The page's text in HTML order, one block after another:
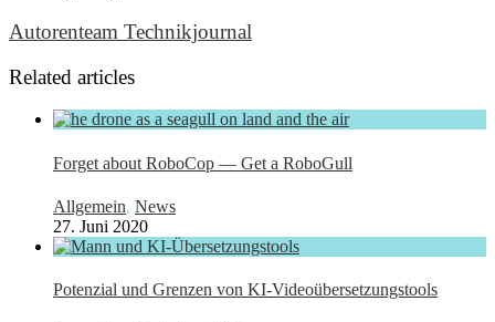
Autorenteam Technikjournal
Related articles
Forget about RoboCop — Get a RoboGull
Allgemein, News
27. Juni 2020
Potenzial und Grenzen von KI-Videoübersetzungstools